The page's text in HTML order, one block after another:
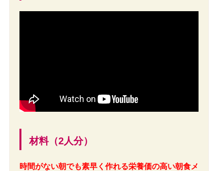
材料（2人分）
時間がない朝でも素早く作れる栄養価の高い朝食メ